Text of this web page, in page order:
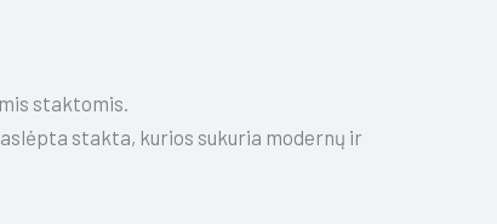
staktomis.
stakta, kurios sukuria modernų ir